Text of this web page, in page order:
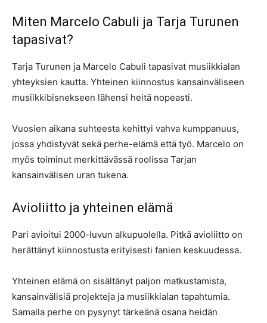
Miten Marcelo Cabuli ja Tarja Turunen
tapasivat?
Tarja Turunen ja Marcelo Cabuli tapasivat musiikkialan
yhteyksien kautta. Yhteinen kiinnostus kansainväliseen
musiikkibisnekseen lähensi heitä nopeasti.
Vuosien aikana suhteesta kehittyi vahva kumppanuus,
jossa yhdistyvät sekä perhe-elämä että työ. Marcelo on
myös toiminut merkittävässä roolissa Tarjan
kansainvälisen uran tukena.
Avioliitto ja yhteinen elämä
Pari avioitui 2000-luvun alkupuolella. Pitkä avioliitto on
herättänyt kiinnostusta erityisesti fanien keskuudessa.
Yhteinen elämä on sisältänyt paljon matkustamista,
kansainvälisiä projekteja ja musiikkialan tapahtumia.
Samalla perhe on pysynyt tärkeänä osana heidän